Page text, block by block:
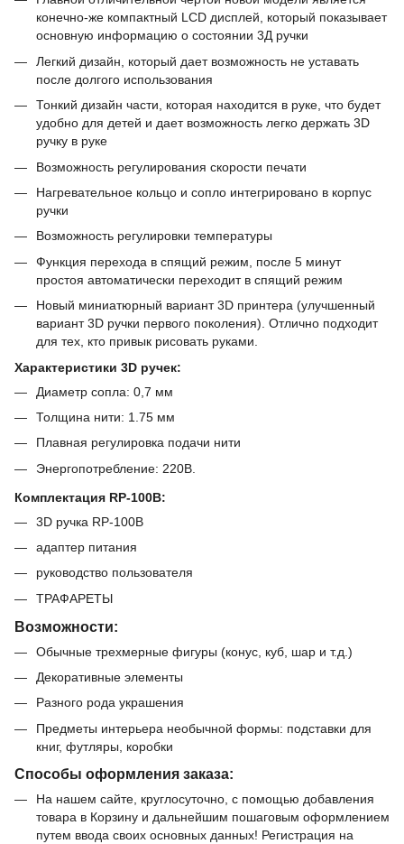
конечно-же компактный LCD дисплей, который показывает
основную информацию о состоянии 3Д ручки
Легкий дизайн, который дает возможность не уставать
после долгого использования
Тонкий дизайн части, которая находится в руке, что будет
удобно для детей и дает возможность легко держать 3D
ручку в руке
Возможность регулирования скорости печати
Нагревательное кольцо и сопло интегрировано в корпус
ручки
Возможность регулировки температуры
Функция перехода в спящий режим, после 5 минут
простоя автоматически переходит в спящий режим
Новый миниатюрный вариант 3D принтера (улучшенный
вариант 3D ручки первого поколения). Отлично подходит
для тех, кто привык рисовать руками.
Характеристики 3D ручек:
Диаметр сопла: 0,7 мм
Толщина нити: 1.75 мм
Плавная регулировка подачи нити
Энергопотребление: 220В.
Комплектация RP-100B:
3D ручка RP-100B
адаптер питания
руководство пользователя
ТРАФАРЕТЫ
Возможности:
Обычные трехмерные фигуры (конус, куб, шар и т.д.)
Декоративные элементы
Разного рода украшения
Предметы интерьера необычной формы: подставки для
книг, футляры, коробки
Способы оформления заказа:
На нашем сайте, круглосуточно, с помощью добавления
товара в Корзину и дальнейшим пошаговым оформлением
путем ввода своих основных данных! Регистрация на